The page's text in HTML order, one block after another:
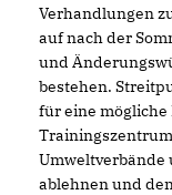
Verhandlungen
auf nach der
und
bestehen.
für eine
Umweltverbände
ablehnen und